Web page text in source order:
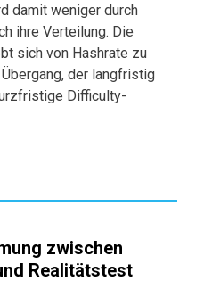
damit weniger durch
ihre Verteilung. Die
sich von Hashrate zu
der langfristig
Difficulty-
zwischen
Realitätstest